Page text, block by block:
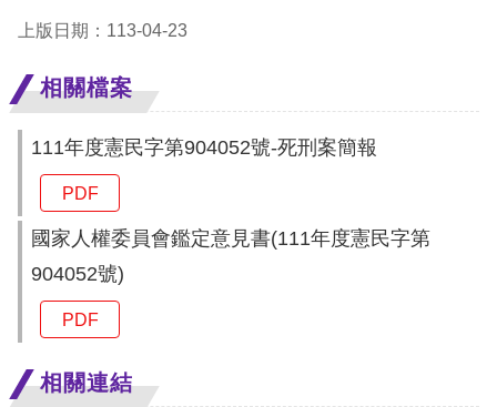
言
上版日期：113-04-23
相關檔案
111年度憲民字第904052號-死刑案簡報
PDF
國家人權委員會鑑定意見書(111年度憲民字第
904052號)
PDF
相關連結